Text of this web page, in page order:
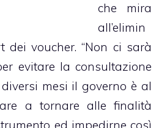
che mira
all’elimin
dei voucher. “Non ci sarà
evitare la consultazione
mesi il governo è al
a tornare alle finalità
ed impedirne così